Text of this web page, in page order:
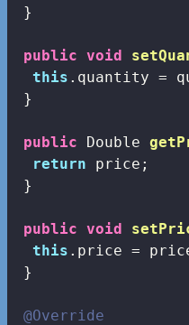
}
public void
this .quantity =
}
public Double
return price;
}
public void
this .price =
}
@Override